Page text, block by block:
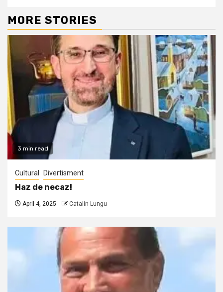
MORE STORIES
3 min read
Cultural Divertisment
Haz de necaz!
April 4, 2025 Catalin Lungu